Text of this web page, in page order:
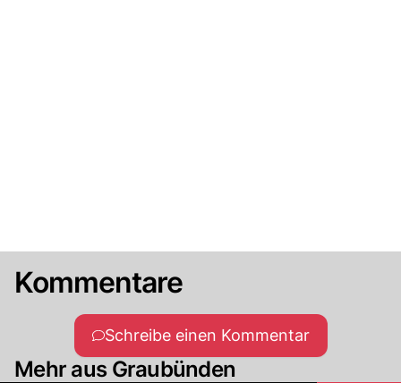
Kommentare
Schreibe einen Kommentar
Mehr aus Graubünden